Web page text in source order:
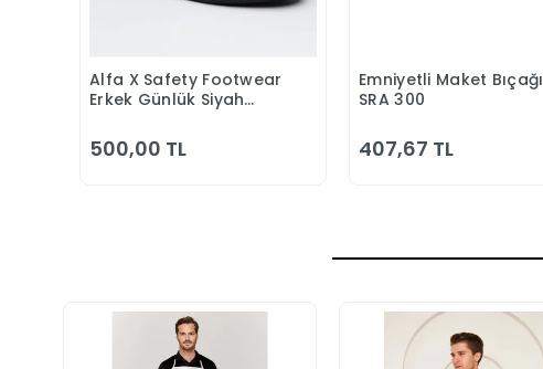
Sepete Ekle
Alfa X Safety Footwear
Erkek Günlük Siyah
500,00 TL
Sepete Ekle
Emniyetli Maket Bıçağı
SRA 300
407,67 TL